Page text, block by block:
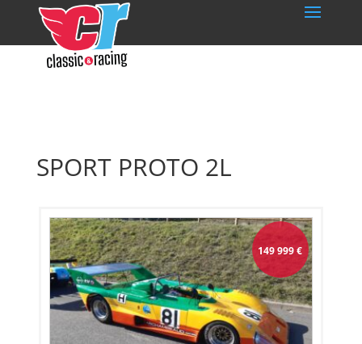
SPORT PROTO 2L
149 999€